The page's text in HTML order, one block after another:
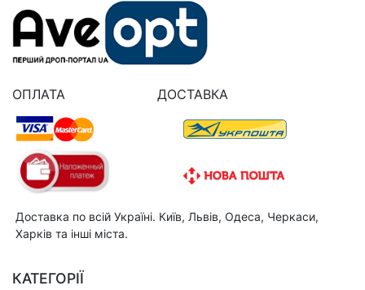
ОПЛАТА ДОСТАВКА
Доставка по всій Україні. Київ, Львів, Одеса, Черкаси,
Харків та інші міста.
КАТЕГОРІЇ